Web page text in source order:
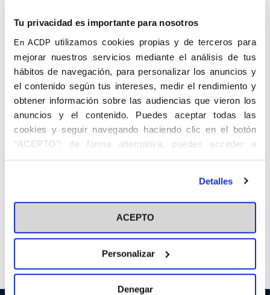
Tu privacidad es importante para nosotros
En ACDP utilizamos cookies propias y de terceros para
mejorar nuestros servicios mediante el análisis de tus
hábitos de navegación, para personalizar los anuncios y
el contenido según tus intereses, medir el rendimiento y
obtener información sobre las audiencias que vieron los
anuncios y el contenido. Puedes aceptar todas las
cookies y seguir navegando haciendo clic en el botón
“ACEPTO”; de forma alternativa, puedes acceder a
información más detallada y cambiar tus preferencias
en el botón "Personalizar". Para más información puedes
visitar nuestra Política de Cookies
Detalles
ACEPTO
Personalizar
Denegar
Rodríguez
García, José
Carlos
Autor
Centro de
adscripción
Las
Fecha de
nacimiento
01/01/1921
Lugar de
Fecha de
defunción
Lugar de
defunción